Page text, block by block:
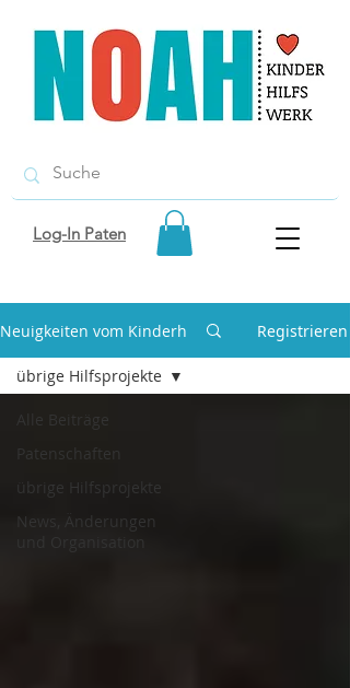
Log-In Paten
Neuigkeiten vom Kinderhilfswerk NOAHRegistrieren
Alle Beiträge
Patenschaften
übrige Hilfsprojekte
News, Änderungen
und Organisation
übrige Hilfsprojekte